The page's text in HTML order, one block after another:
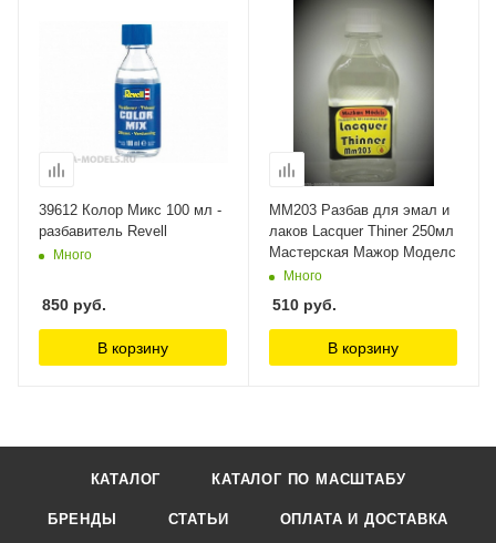
39612 Колор Микс 100 мл -
разбавитель Revell
Много
850 руб.
В корзину
ММ203 Разбав для эмал и
лаков Lacquer Thiner 250мл
Мастерская Мажор Моделс
Много
510 руб.
В корзину
КАТАЛОГ КАТАЛОГ ПО МАСШТАБУ
БРЕНДЫ СТАТЬИ ОПЛАТА И ДОСТАВКА